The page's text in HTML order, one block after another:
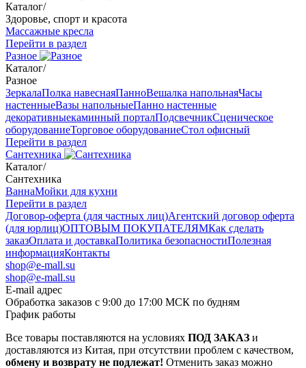
Каталог/
Здоровье, спорт и красота
Массажные кресла
Перейти в раздел
Разное
Каталог/
Разное
ЗеркалаПолка навеснаяПанноВешалка напольнаяЧасы
настенныеВазы напольныеПанно настенные
декоративныекаминный порталПодсвечникСценическое
оборудованиеТорговое оборудованиеСтол офисный
Перейти в раздел
Сантехника
Каталог/
Сантехника
ВаннаМойки для кухни
Перейти в раздел
Договор-оферта (для частных лиц)Агентский договор оферта
(для юрлиц)ОПТОВЫМ ПОКУПАТЕЛЯМКак сделать
заказОплата и доставкаПолитика безопасностиПолезная
информацияКонтакты
shop@e-mall.su
shop@e-mall.su
E-mail адрес
Обработка заказов с 9:00 до 17:00 МСК по будням
График работы
Все товары поставляются на условиях ПОД ЗАКАЗ и
доставляются из Китая, при отсутствии проблем с качеством,
обмену и возврату не подлежат! Отменить заказ можно